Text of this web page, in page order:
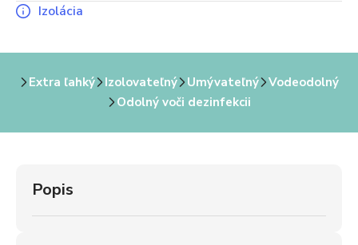
Izolácia
Extra ľahký Izolovateľný Umývateľný
Vodeodolný
Odolný voči dezinfekcii
Popis